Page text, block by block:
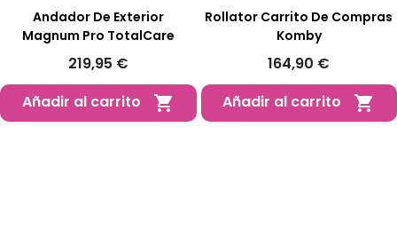
Andador De Exterior
Magnum Pro TotalCare
219,95 €
Añadir al carrito

Rollator Carrito De Compras
Komby
164,90 €
Añadir al carrito
